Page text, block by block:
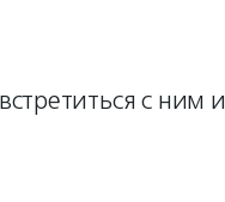
с ним и